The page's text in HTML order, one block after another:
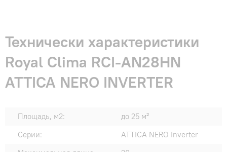
Технически характеристики
Royal Clima RCI-AN28HN
ATTICA NERO INVERTER
Площадь, м2:
до 25 м²
Серии:
ATTICA NERO Inverter